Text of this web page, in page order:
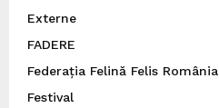
Externe
FADERE
Federația Felină Felis România
Festival